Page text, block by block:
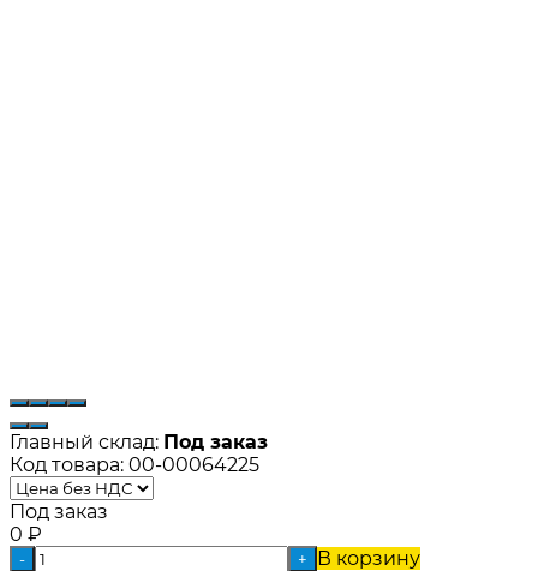
Главный склад: Под заказ
Код товара: 00-00064225
Под заказ
0 ₽
- +
В корзину